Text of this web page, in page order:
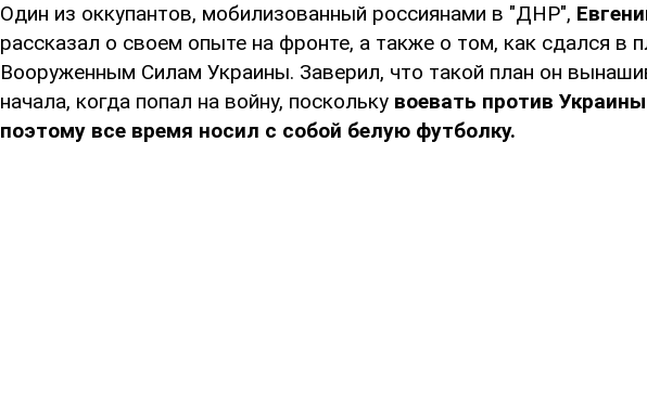
Один из оккупантов, мобилизованный россиянами в "ДНР",
рассказал о своем опыте на фронте, а также о том, как сдался в
Вооруженным Силам Украины. Заверил, что такой план он
начала, когда попал на войну, поскольку воевать против
поэтому все время носил с собой белую футболку.